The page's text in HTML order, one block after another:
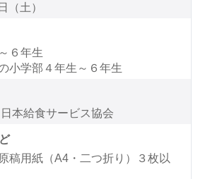
（土）
６年生
小学部４年生～６年生
本給食サービス協会
稿用紙（A4・二つ折り）３枚以